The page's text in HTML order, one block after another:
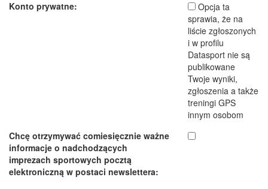
Konto prywatne:
Opcja ta
sprawia, że na
liście zgłoszonych
i w profilu
Datasport nie są
publikowane
Twoje wyniki,
zgłoszenia a także
treningi GPS
innym osobom
Chcę otrzymywać comiesięcznie ważne
informacje o nadchodzących
imprezach sportowych pocztą
elektroniczną w postaci newslettera: